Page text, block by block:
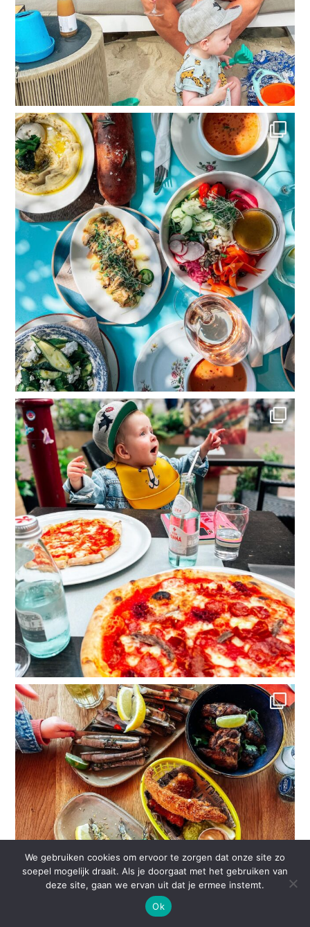
We gebruiken cookies om ervoor te zorgen dat onze site zo
soepel mogelijk draait. Als je doorgaat met het gebruiken van
deze site, gaan we ervan uit dat je ermee instemt.
Ok